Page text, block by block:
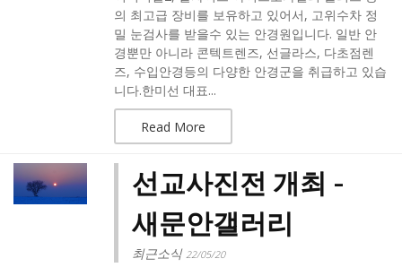
의 최고급 장비를 보유하고 있어서, 고위수차 정
밀 눈검사를 받을수 있는 안경원입니다. 일반 안
경뿐만 아니라 콘텍트렌즈, 선글라스, 다초점렌
즈, 수입안경등의 다양한 안경군을 취급하고 있습
니다.​한미선 대표...
Read More
선교사진전 개최 -
새문안갤러리
최근소식 22/05/20